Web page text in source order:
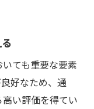
ても重要な要素
好なため、通
い評価を得てい